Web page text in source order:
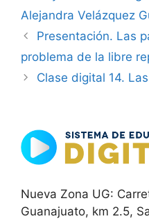
Alejandra Velázquez
Presentación. Las
problema de la libre
Clase digital 14.
Nueva Zona UG:
Guanajuato, km 2.5,